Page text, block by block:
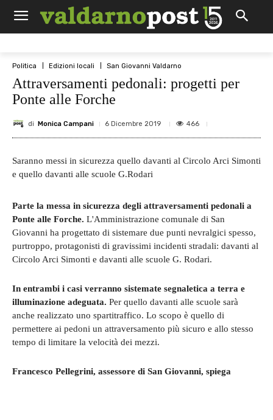
Politica Edizioni locali San Giovanni Valdarno
Attraversamenti pedonali: progetti per
Ponte alle Forche
di Monica Campani 6 Dicembre 2019 466
Saranno messi in sicurezza quello davanti al Circolo Arci Simonti
e quello davanti alle scuole G.Rodari
Parte la messa in sicurezza degli attraversamenti pedonali a
Ponte alle Forche. L'Amministrazione comunale di San
Giovanni ha progettato di sistemare due punti nevralgici spesso,
purtroppo, protagonisti di gravissimi incidenti stradali: davanti al
Circolo Arci Simonti e davanti alle scuole G. Rodari.
In entrambi i casi verranno sistemate segnaletica a terra e
illuminazione adeguata. Per quello davanti alle scuole sarà
anche realizzato uno spartitraffico. Lo scopo è quello di
permettere ai pedoni un attraversamento più sicuro e allo stesso
tempo di limitare la velocità dei mezzi.
Francesco Pellegrini, assessore di San Giovanni, spiega